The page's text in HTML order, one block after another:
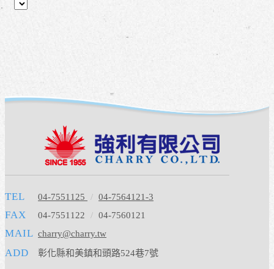
TEL 04-7551125 / 04-7564121-3
FAX 04-7551122 / 04-7560121
MAIL charry@charry.tw
ADD 彰化縣和美鎮和頭路524巷7號